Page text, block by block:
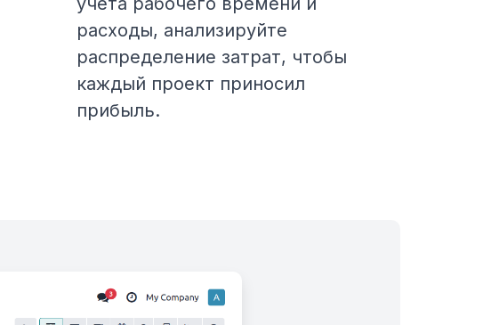
расходы, анализируйте
распределение затрат, чтобы
каждый проект приносил
прибыль.